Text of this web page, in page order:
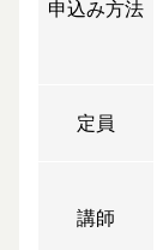
申込み方法
定員
講師